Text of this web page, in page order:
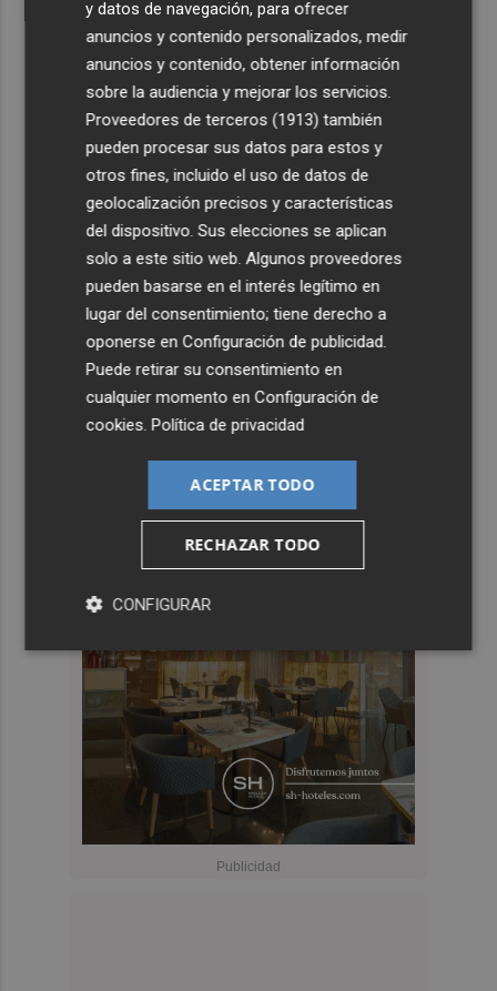
y datos de navegación, para ofrecer
anuncios y contenido personalizados, medir
anuncios y contenido, obtener información
sobre la audiencia y mejorar los servicios.
Proveedores de terceros (1913) también
pueden procesar sus datos para estos y
otros fines, incluido el uso de datos de
geolocalización precisos y características
del dispositivo. Sus elecciones se aplican
solo a este sitio web. Algunos proveedores
pueden basarse en el interés legítimo en
lugar del consentimiento; tiene derecho a
oponerse enConfiguración de publicidad
Puede retirar su consentimiento en
cualquier momento enConfiguración de
cookies .Política de privacidad
ACEPTAR TODO
RECHAZAR TODO
CONFIGURAR